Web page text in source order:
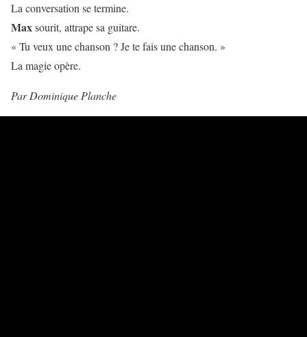
La conversation se termine.
Maxsourit, attrape sa guitare.
« Tu veux une chanson ? Je te fais une chanson. »
La magie opère.
Par Dominique Planche